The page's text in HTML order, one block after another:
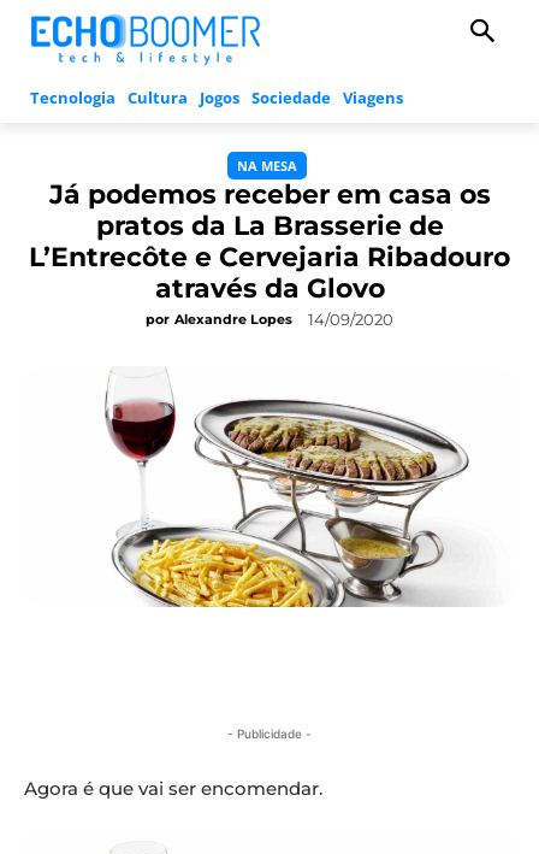
Tecnologia Cultura Jogos Sociedade Viagens
NA MESA
Já podemos receber em casa os
pratos da La Brasserie de
L’Entrecôte e Cervejaria Ribadouro
através da Glovo
por Alexandre Lopes 14/09/2020
- Publicidade -
Agora é que vai ser encomendar.